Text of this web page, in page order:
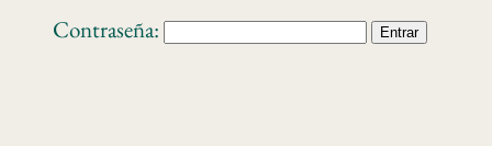
Contraseña: